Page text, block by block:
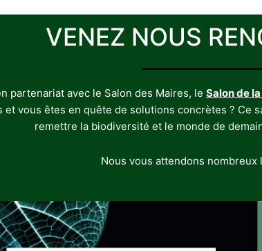
VENEZ NOUS
partenariat avec le Salon des Maires, le Salon de
vous êtes en quête de solutions concrètes ? Ce
remettre la biodiversité et le monde de
Nous vous attendons nombreux